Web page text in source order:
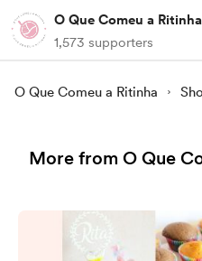
O Que Comeu a Ritinha
1,573 supporters
O Que Comeu a Ritinha
More from O Que